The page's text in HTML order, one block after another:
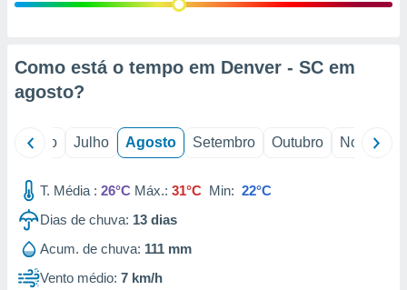
estudos
1199
Como está o tempo em Denver - SC em
agosto?
Junho Julho Agosto Setembro Outubro Novembro
T. Média : 26°C Máx.: 31°C Min: 22°C
Dias de chuva: 13 dias
Acum. de chuva: 111 mm
Vento médio: 7 km/h